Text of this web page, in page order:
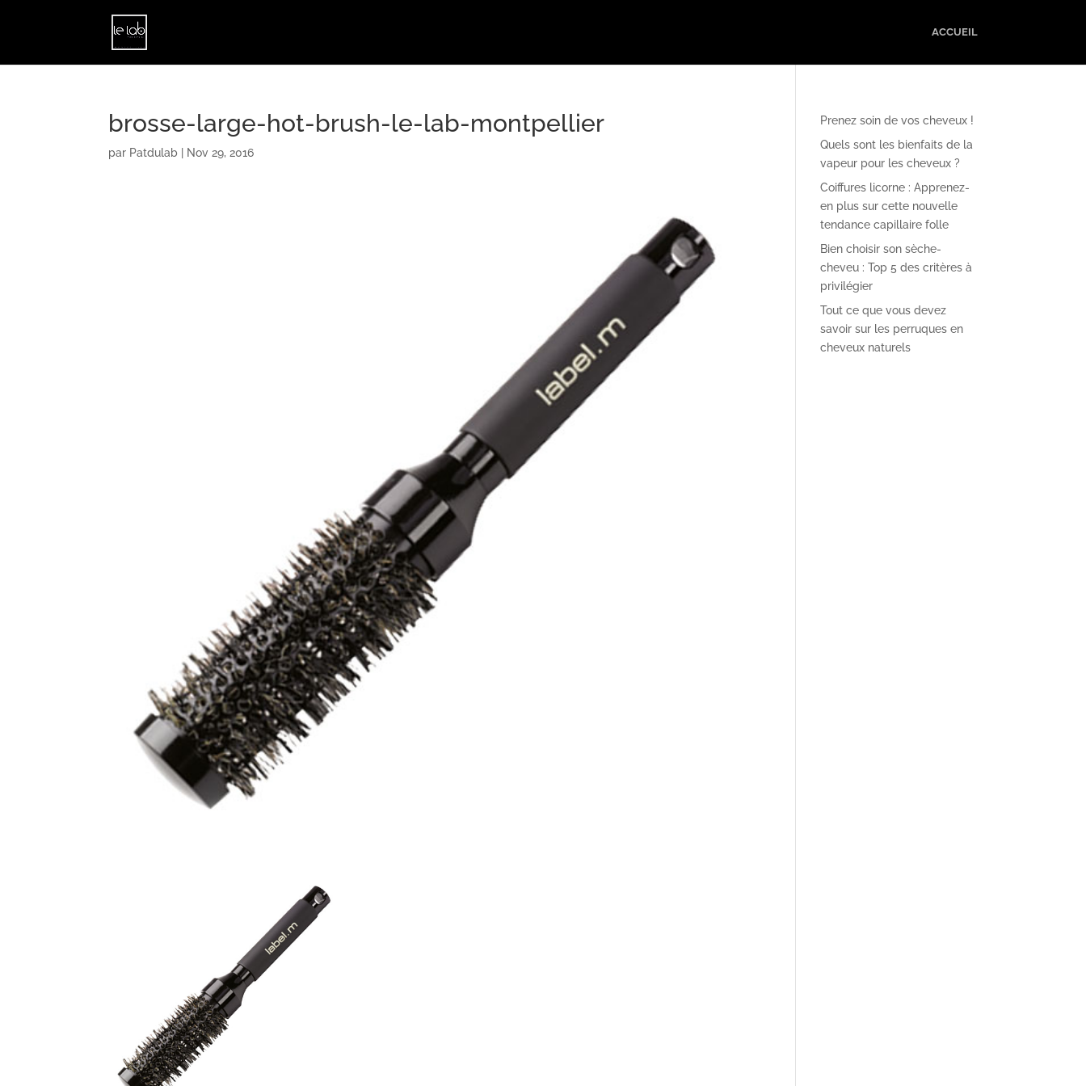
ACCUEIL
brosse-large-hot-brush-le-lab-montpellier
par Patdulab Nov 29, 2016
Prenez soin de vos cheveux !
Quels sont les bienfaits de la
vapeur pour les cheveux ?
Coiffures licorne : Apprenez-
en plus sur cette nouvelle
tendance capillaire folle
Bien choisir son sèche-
cheveu : Top 5 des critères à
privilégier
Tout ce que vous devez
savoir sur les perruques en
cheveux naturels